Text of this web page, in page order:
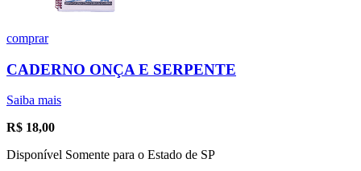
comprar
CADERNO ONÇA E SERPENTE
Saiba mais
R$ 18,00
Disponível Somente para o Estado de SP